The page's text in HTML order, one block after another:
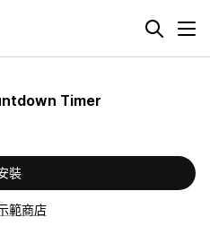
Timer
裝
範商店